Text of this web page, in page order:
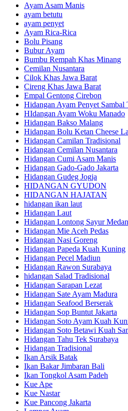
Ayam Asam Manis
ayam betutu
ayam penyet
Ayam Rica-Rica
Bolu Pisang
Bubur Ayam
Bumbu Rempah Khas Minang
Cemilan Nusantara
Cilok Khas Jawa Barat
Cireng Khas Jawa Barat
Empal Gentong Cirebon
Hidangan Ayam Penyet Sambal
HIdangan Ayam Woku Manado
Hidangan Bakso Malang
Hidangan Bolu Ketan Cheese
Hidangan Camilan Tradisional
Hidangan Cemilan Nusantara
Hidangan Cumi Asam Manis
Hidangan Gado-Gado Jakarta
Hidangan Gudeg Jogja
HIDANGAN GYUDON
HIDANGAN HAJATAN
hidangan ikan laut
Hidangan Laut
Hidangan Lontong Sayur Medan
Hidangan Mie Aceh Pedas
Hidangan Nasi Goreng
Hidangan Papeda Kuah Kuning
Hidangan Pecel Madiun
Hidangan Rawon Surabaya
hidangan Salad Tradisional
Hidangan Sarapan Lezat
Hidangan Sate Ayam Madura
Hidangan Seafood Berserak
Hidangan Sop Buntut Jakarta
Hidangan Soto Ayam Kuah
Hidangan Soto Betawi Kuah
Hidangan Tahu Tek Surabaya
Hidangan Tradisional
Ikan Arsik Batak
Ikan Bakar Jimbaran Bali
Ikan Tongkol Asam Padeh
Kue Ape
Kue Nastar
Kue Pancong Jakarta